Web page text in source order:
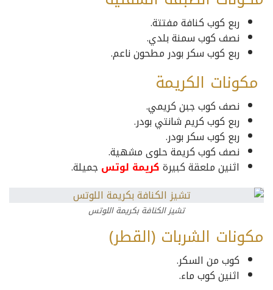
ربع كوب كنافة مفتتة.
نصف كوب سمنة بلدي.
ربع كوب سكر بودر مطحون ناعم.
مكونات الكريمة
نصف كوب جبن كريمي.
ربع كوب كريم شانتي بودر.
ربع كوب سكر بودر.
نصف كوب كريمة حلوى مشهية.
اثنين ملعقة كبيرةكريمة لوتس جميلة.
تشيز الكنافة بكريمة اللوتس
مكونات الشربات (القطر)
كوب من السكر.
اثنين كوب ماء.